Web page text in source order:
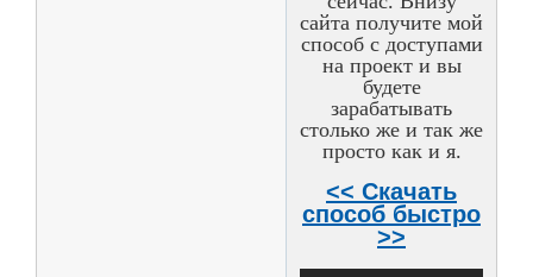
сайта получите мой
способ с доступами
на проект и вы
будете
зарабатывать
столько же и так же
просто как и я.
<< Скачать
способ быстро
>>